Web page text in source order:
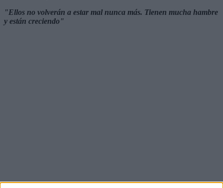
"Ellos no volverán a estar mal nunca más. Tienen mucha hambre
y están creciendo"